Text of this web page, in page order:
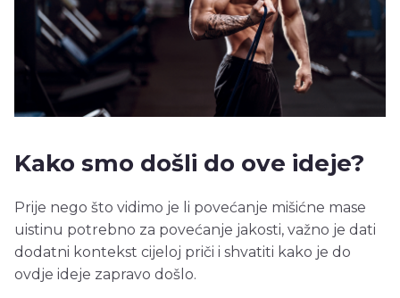
Kako smo došli do ove ideje?
Prije nego što vidimo je li povećanje mišićne mase
uistinu potrebno za povećanje jakosti, važno je dati
dodatni kontekst cijeloj priči i shvatiti kako je do
ovdje ideje zapravo došlo.